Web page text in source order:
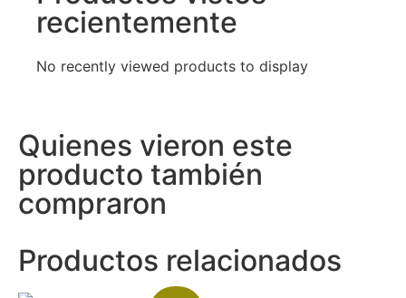
recientemente
No recently viewed products to display
Quienes vieron este
producto también
compraron
Productos relacionados